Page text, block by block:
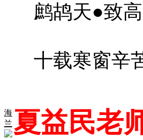
海
兰
鹧鸪天●致
十载寒窗辛
夏益民老